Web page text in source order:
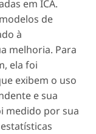
em ICA.
de
à
melhoria. Para
ela foi
exibem o uso
e sua
medido por sua